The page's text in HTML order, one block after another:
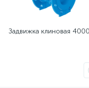
Задвижка клиновая